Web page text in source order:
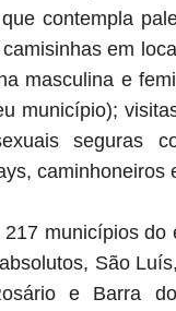
contempla
em
masculina e
município);
seguras
caminhoneiros
municípios
São
e Barra